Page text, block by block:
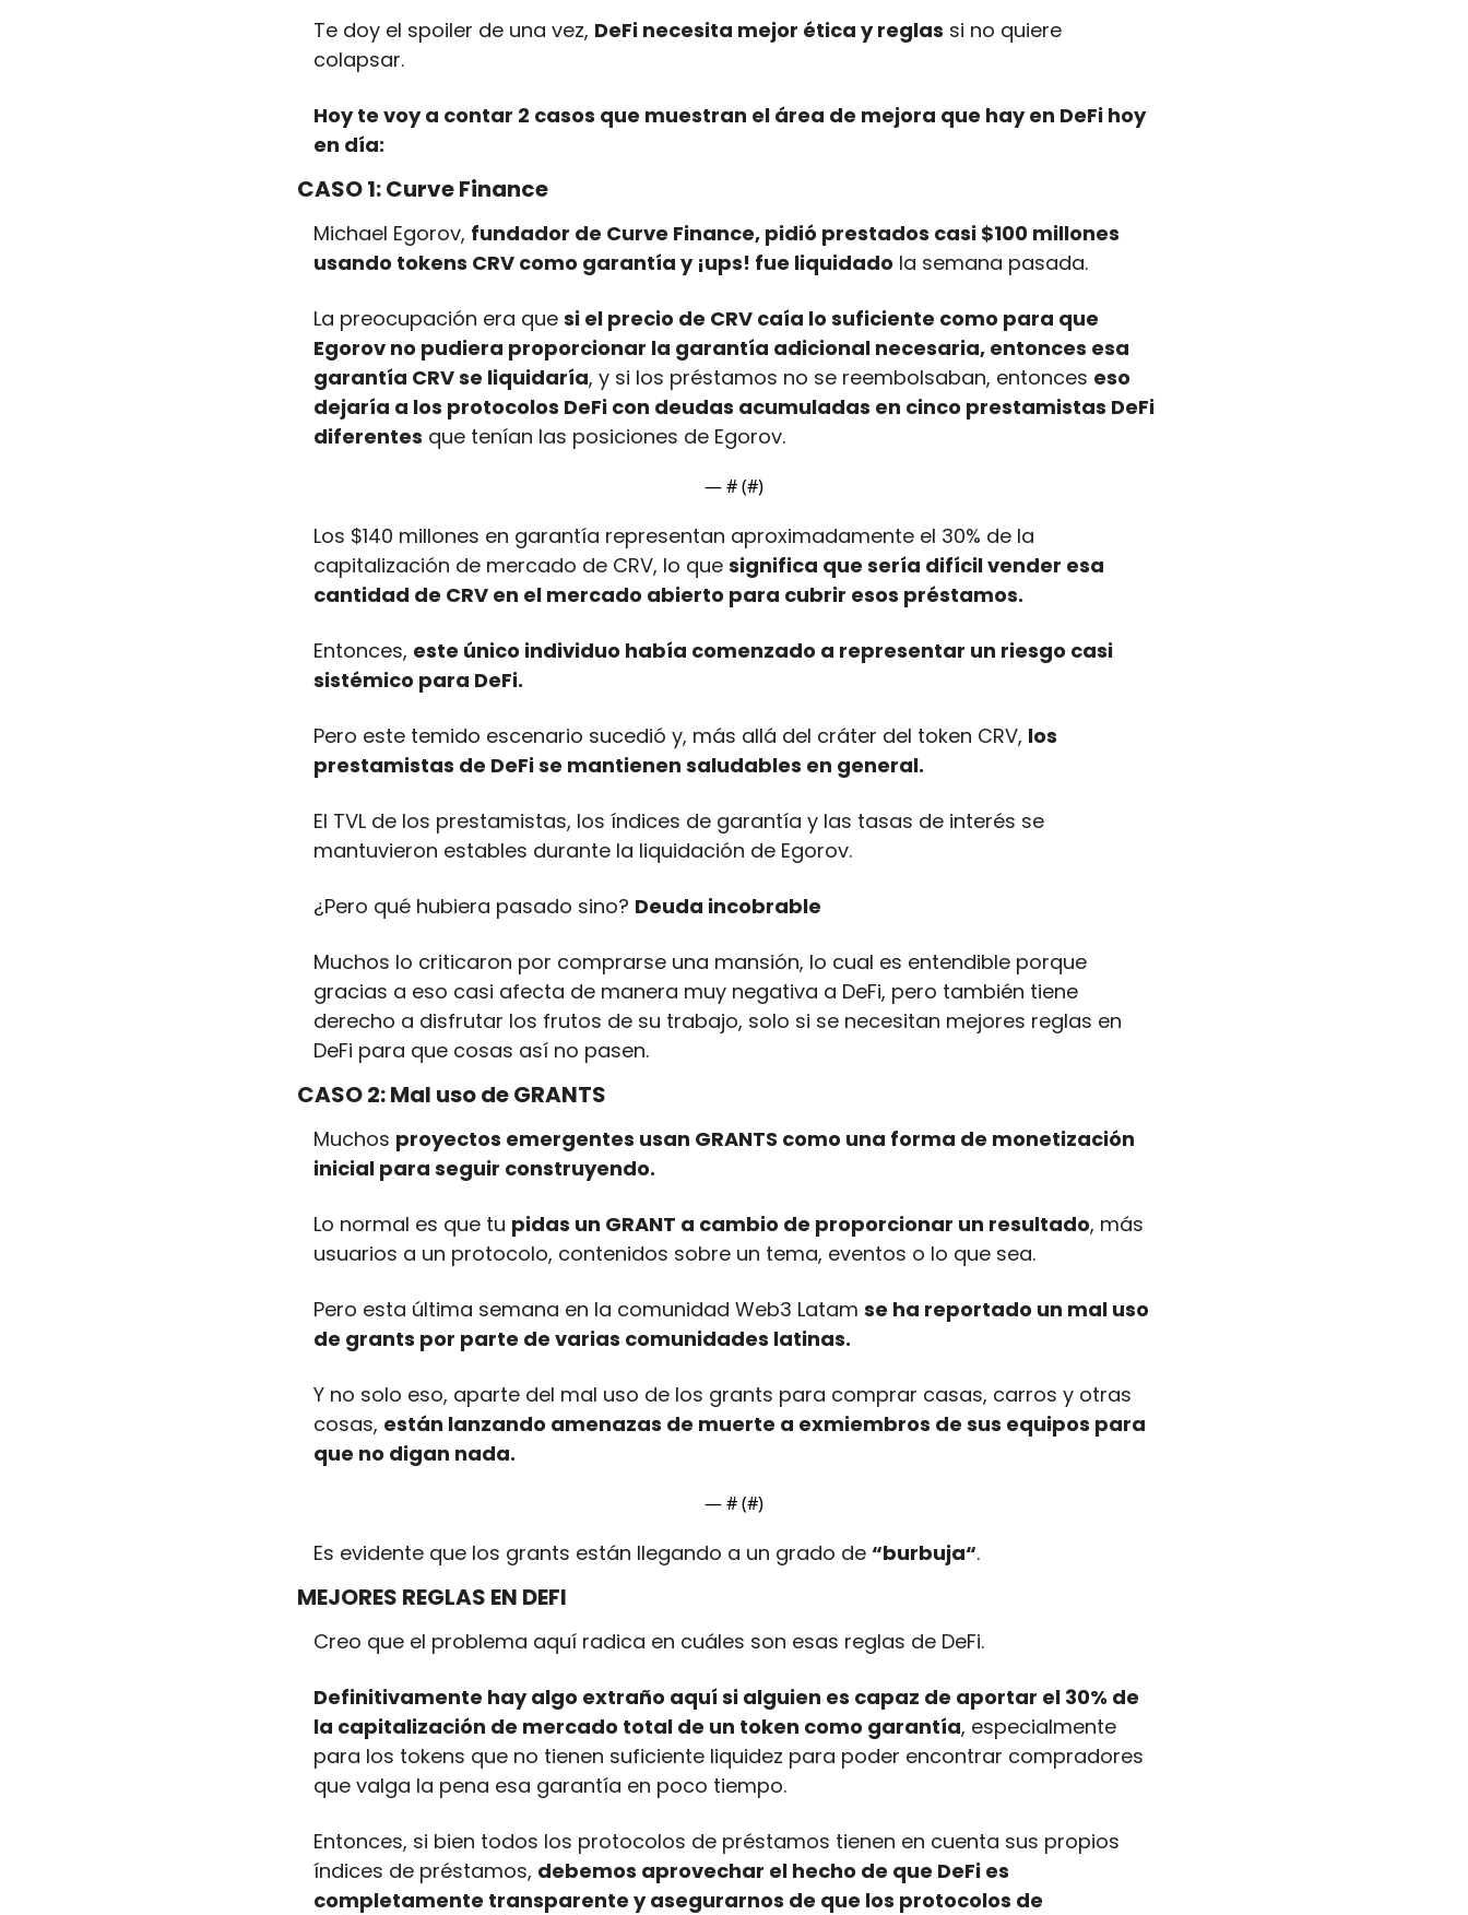
Te doy el spoiler de una vez, DeFi necesita mejor ética y reglas si no quiere
colapsar.
Hoy te voy a contar 2 casos que muestran el área de mejora que hay en DeFi hoy
en día:
CASO 1: Curve Finance
Michael Egorov, fundador de Curve Finance, pidió prestados casi $100 millones
usando tokens CRV como garantía y ¡ups! fue liquidado la semana pasada.
La preocupación era que si el precio de CRV caía lo suficiente como para que
Egorov no pudiera proporcionar la garantía adicional necesaria, entonces esa
garantía CRV se liquidaría, y si los préstamos no se reembolsaban, entonces eso
dejaría a los protocolos DeFi con deudas acumuladas en cinco prestamistas DeFi
diferentes que tenían las posiciones de Egorov.
— # (#)
Los $140 millones en garantía representan aproximadamente el 30% de la
capitalización de mercado de CRV, lo que significa que sería difícil vender esa
cantidad de CRV en el mercado abierto para cubrir esos préstamos.
Entonces, este único individuo había comenzado a representar un riesgo casi
sistémico para DeFi.
Pero este temido escenario sucedió y, más allá del cráter del token CRV, los
prestamistas de DeFi se mantienen saludables en general.
El TVL de los prestamistas, los índices de garantía y las tasas de interés se
mantuvieron estables durante la liquidación de Egorov.
¿Pero qué hubiera pasado sino? Deuda incobrable
Muchos lo criticaron por comprarse una mansión, lo cual es entendible porque
gracias a eso casi afecta de manera muy negativa a DeFi, pero también tiene
derecho a disfrutar los frutos de su trabajo, solo si se necesitan mejores reglas en
DeFi para que cosas así no pasen.
CASO 2: Mal uso de GRANTS
Muchos proyectos emergentes usan GRANTS como una forma de monetización
inicial para seguir construyendo.
Lo normal es que tu pidas un GRANT a cambio de proporcionar un resultado, más
usuarios a un protocolo, contenidos sobre un tema, eventos o lo que sea.
Pero esta última semana en la comunidad Web3 Latam se ha reportado un mal uso
de grants por parte de varias comunidades latinas.
Y no solo eso, aparte del mal uso de los grants para comprar casas, carros y otras
cosas, están lanzando amenazas de muerte a exmiembros de sus equipos para
que no digan nada.
— # (#)
Es evidente que los grants están llegando a un grado de “burbuja“.
MEJORES REGLAS EN DEFI
Creo que el problema aquí radica en cuáles son esas reglas de DeFi.
Definitivamente hay algo extraño aquí si alguien es capaz de aportar el 30% de
la capitalización de mercado total de un token como garantía, especialmente
para los tokens que no tienen suficiente liquidez para poder encontrar compradores
que valga la pena esa garantía en poco tiempo.
Entonces, si bien todos los protocolos de préstamos tienen en cuenta sus propios
índices de préstamos, debemos aprovechar el hecho de que DeFi es
completamente transparente y asegurarnos de que los protocolos de